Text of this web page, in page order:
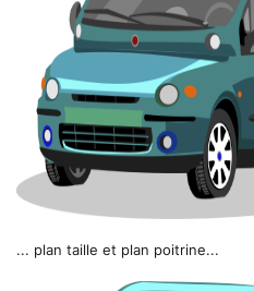
... plan taille et plan poitrine...